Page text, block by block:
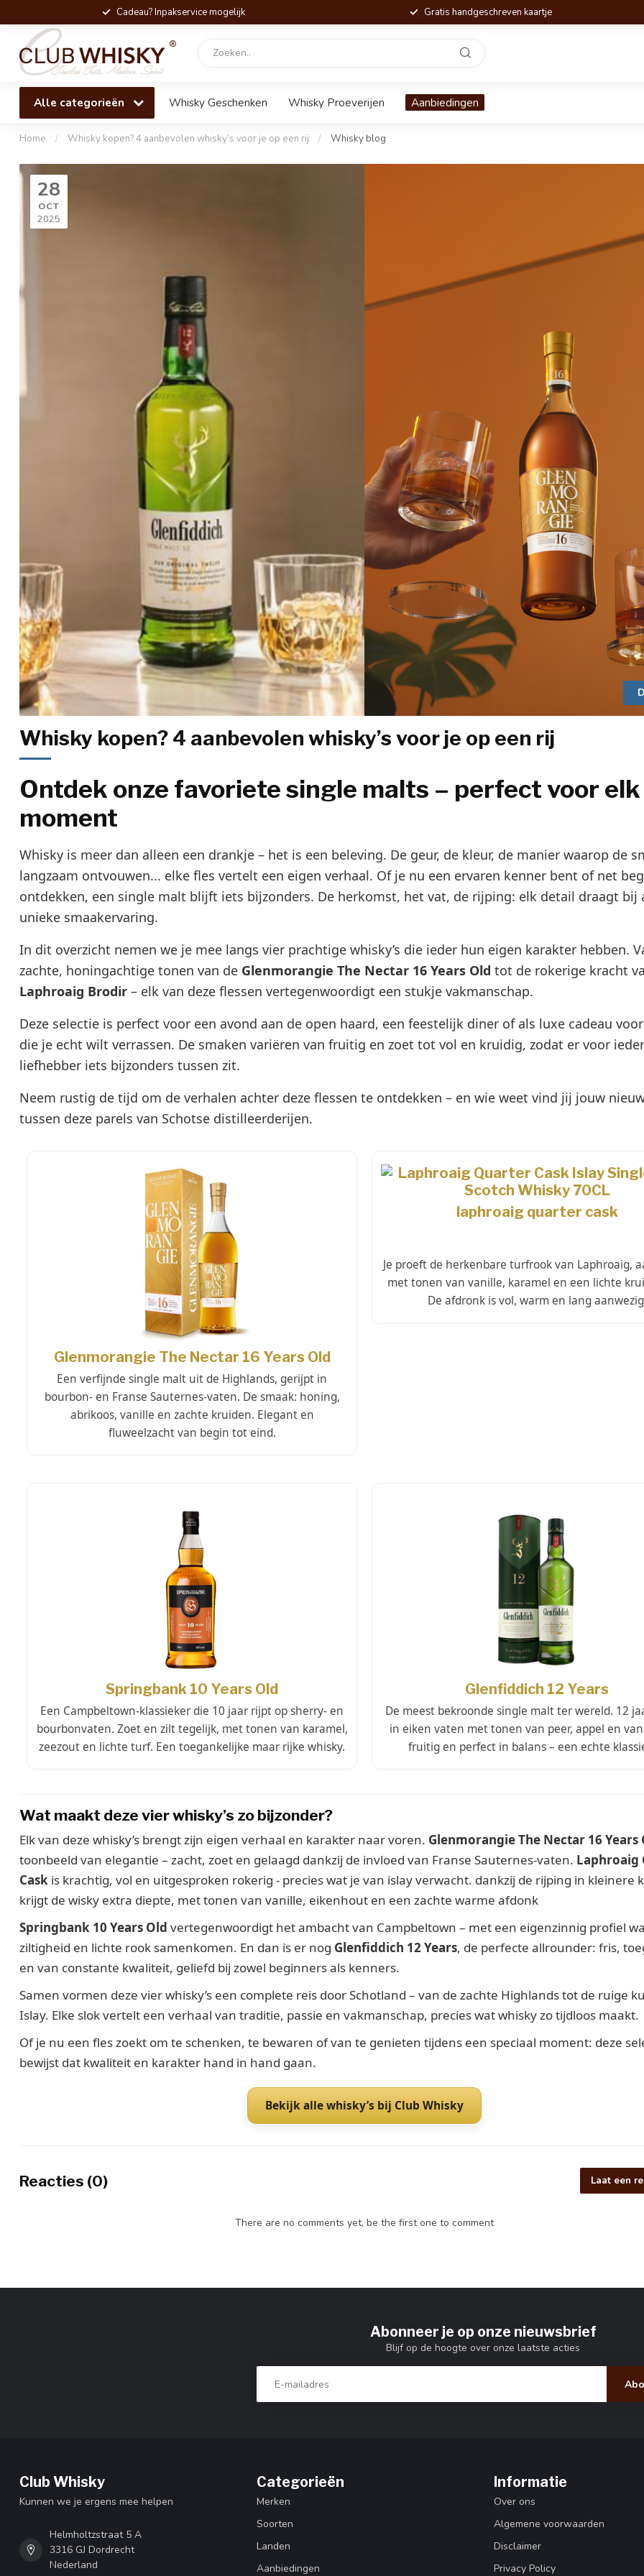
Cadeau? Inpakservice mogelijk Gratis handgeschreven kaartje
Alle categorieën Whisky Geschenken Whisky Proeverijen Aanbiedingen
Home / Whisky kopen? 4 aanbevolen whisky’s voor je op een rij / Whisky blog
28
OCT
2025
Whisky kopen? 4 aanbevolen whisky’s voor je op een rij
Ontdek onze favoriete single malts – perfect voor elk
moment
Whisky is meer dan alleen een drankje – het is een beleving. De geur, de kleur, de manier waarop de
langzaam ontvouwen... elke fles vertelt een eigen verhaal. Of je nu een ervaren kenner bent of net
ontdekken, een single malt blijft iets bijzonders. De herkomst, het vat, de rijping: elk detail draagt bij
unieke smaakervaring.
In dit overzicht nemen we je mee langs vier prachtige whisky’s die ieder hun eigen karakter hebben.
zachte, honingachtige tonen van de Glenmorangie The Nectar 16 Years Old tot de rokerige kracht
Laphroaig Brodir – elk van deze flessen vertegenwoordigt een stukje vakmanschap.
Deze selectie is perfect voor een avond aan de open haard, een feestelijk diner of als luxe cadeau
die je echt wilt verrassen. De smaken variëren van fruitig en zoet tot vol en kruidig, zodat er voor
liefhebber iets bijzonders tussen zit.
Neem rustig de tijd om de verhalen achter deze flessen te ontdekken – en wie weet vind jij jouw
tussen deze parels van Schotse distilleerderijen.
Glenmorangie The Nectar 16 Years Old
Een verfijnde single malt uit de Highlands, gerijpt in
bourbon- en Franse Sauternes-vaten. De smaak: honing,
abrikoos, vanille en zachte kruiden. Elegant en
fluweelzacht van begin tot eind.
laphroaig quarter cask
Je proeft de herkenbare turfrook van Laphroaig,
met tonen van vanille, karamel en een lichte
De afdronk is vol, warm en lang
Springbank 10 Years Old
Een Campbeltown-klassieker die 10 jaar rijpt op sherry- en
bourbonvaten. Zoet en zilt tegelijk, met tonen van karamel,
zeezout en lichte turf. Een toegankelijke maar rijke whisky.
Glenfiddich 12 Years
De meest bekroonde single malt ter wereld. 12
in eiken vaten met tonen van peer, appel en
fruitig en perfect in balans – een echte
Wat maakt deze vier whisky’s zo bijzonder?
Elk van deze whisky’s brengt zijn eigen verhaal en karakter naar voren. Glenmorangie The Nectar 16 Years
toonbeeld van elegantie – zacht, zoet en gelaagd dankzij de invloed van Franse Sauternes-vaten. Laphroaig
Cask is krachtig, vol en uitgesproken rokerig - precies wat je van islay verwacht. dankzij de rijping in kleinere
krijgt de wisky extra diepte, met tonen van vanille, eikenhout en een zachte warme afdonk
Springbank 10 Years Old vertegenwoordigt het ambacht van Campbeltown – met een eigenzinnig profiel
ziltigheid en lichte rook samenkomen. En dan is er nog Glenfiddich 12 Years, de perfecte allrounder: fris,
en van constante kwaliteit, geliefd bij zowel beginners als kenners.
Samen vormen deze vier whisky’s een complete reis door Schotland – van de zachte Highlands tot de ruige
Islay. Elke slok vertelt een verhaal van traditie, passie en vakmanschap, precies wat whisky zo tijdloos maakt.
Of je nu een fles zoekt om te schenken, te bewaren of van te genieten tijdens een speciaal moment: deze
bewijst dat kwaliteit en karakter hand in hand gaan.
Bekijk alle whisky’s bij Club Whisky
Reacties (0) Laat een
There are no comments yet, be the first one to comment
Abonneer je op onze nieuwsbrief
Blijf op de hoogte over onze laatste acties
Club Whisky
Kunnen we je ergens mee helpen
Helmholtzstraat 5 A
3316 GJ Dordrecht
Nederland
Categorieën
Merken
Soorten
Landen
Aanbiedingen
Informatie
Over ons
Algemene voorwaarden
Disclaimer
Privacy Policy